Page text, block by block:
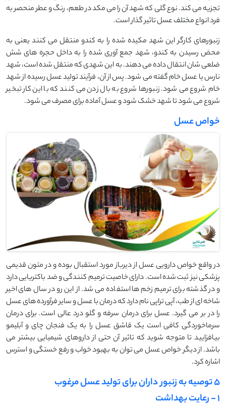
تجزیه می کند. نوع گلی که شهد آن را می مکد در طعم، رنگ و عطر منحصر به
فرد انواع مختلف عسل تاثیر گذار است.
زنبورهای کارگر این شهد مکیده شده را به کندو منتقل می کنند یعنی به
محض رسیدن به کندو، شهد جمع آوری شده را به داخل حجره های شش
ضلعی شان انتقال داده می دهند. به این شهدی که منتقل شده است، شهد
نارس یا عسل خام گفته می شود. پس از آن، فرآیند تولید عسل رسیده از شهد
خام شروع می شود. زنبورها شروع به بال زدن می کنند که با این کار تبخیر
شروع می شود تا شهد خشک شود و عسل آماده برای مصرف می شود.
خواص عسل
در واقع خواص دارویی عسل از دیرباز مورد استقبال بوده و در متون قدیمی
پزشکی نیز ثبت شده است. دارای خاصیت ترمیم کنندگی و ضد باکتریایی دارد
و در گذشته برای ترمیم زخم ها استفاده می شد. از این رو در سال های اخیر
شاخه ای از طب، آپی تراپی نام دارد که درمان با عسل و سایر فرآورده های عسل
را در بر می گیرد. عسل برای درمان سرفه و گلو درد عالی است. برای درمان
سرماخوردگی کافی است یک قاشق عسل را به یک فنجان چای و آبلیمو
بیافزایید تا متوجه شوید که تاثیر آن حتی از داروهای شیمیایی بیشتر می
باشد. از دیگر خواص عسل می توان به بهبود خواب و رفع خستگی و استرس
اشاره کرد.
5 توصیه به زنبور داران برای تولید عسل مرغوب
1 - رعایت بهداشت